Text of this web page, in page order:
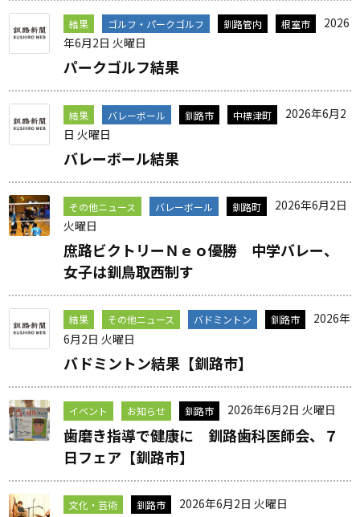
結果 ゴルフ・パークゴルフ 釧路管内 根室市
2026
年6月2日 火曜日
パークゴルフ結果
結果 バレーボール 釧路市 中標津町
2026年6月2
日 火曜日
バレーボール結果
その他ニュース バレーボール 釧路町
2026年6月2日
火曜日
庶路ビクトリーＮｅｏ優勝 中学バレー、
女子は釧鳥取西制す
結果 その他ニュース バドミントン 釧路市
2026年
6月2日 火曜日
バドミントン結果【釧路市】
イベント お知らせ 釧路市 2026年6月2日 火曜日
歯磨き指導で健康に 釧路歯科医師会、７
日フェア【釧路市】
文化・芸術 釧路市 2026年6月2日 火曜日